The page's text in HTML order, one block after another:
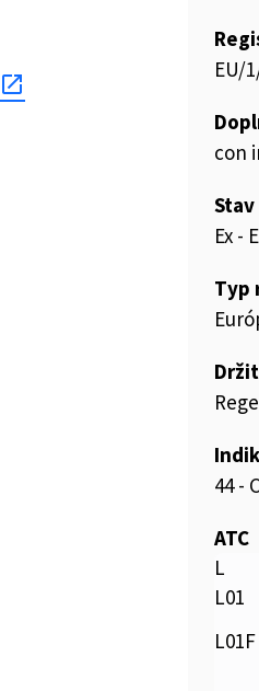
EU/
con
Stav
Ex -
Typ
44 -
ATC
L
L01
L01F